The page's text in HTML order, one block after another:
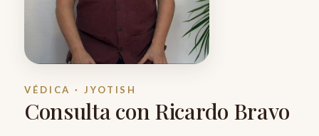
VÉDICA · JYOTISH
Consulta con Ricardo Bravo